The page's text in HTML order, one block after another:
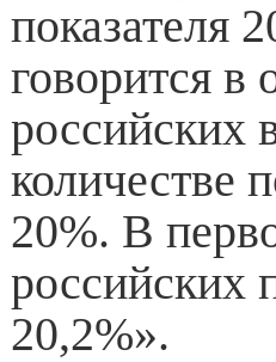
показателя
говорится в
российских
количестве
20%. В
российских
20,2%».